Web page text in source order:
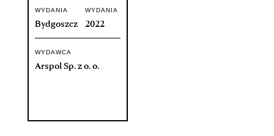
WYDANIA
Bydgoszcz
WYDANIA
2022
WYDAWCA
Arspol Sp. z o. o.